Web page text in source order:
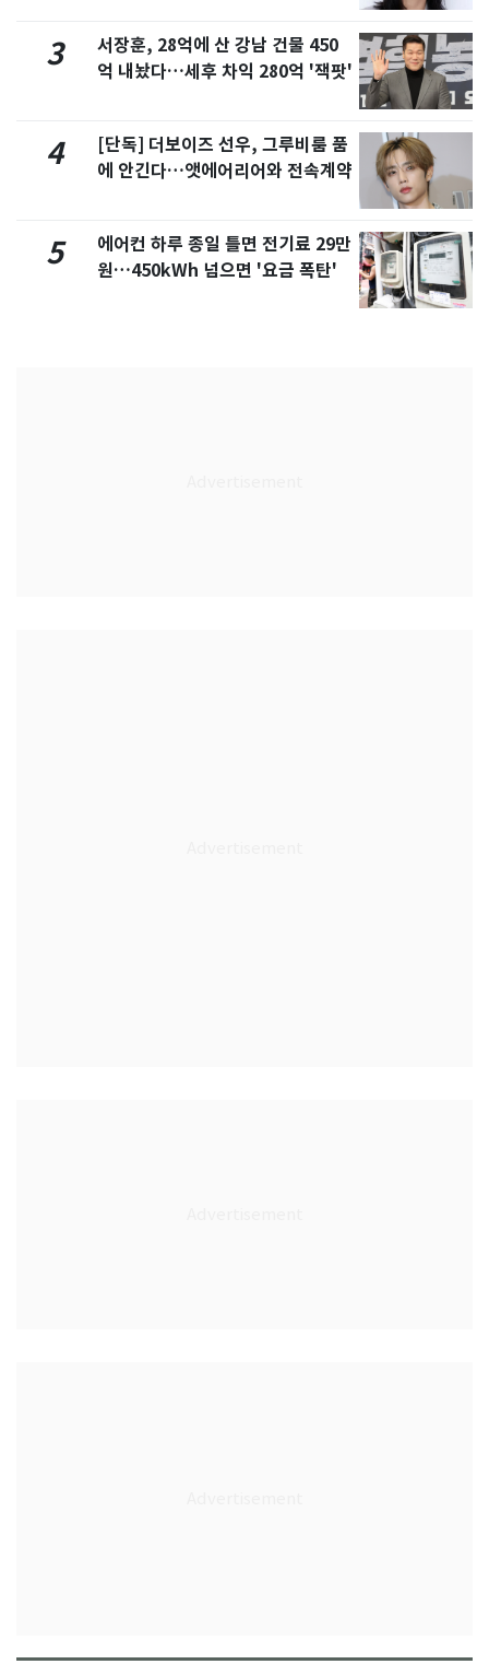
3
서장훈, 28억에 산 강남 건물 450
억 내놨다…세후 차익 280억 '잭팟'
4
[단독] 더보이즈 선우, 그루비룸 품
에 안긴다…앳에어리어와 전속계약
5
에어컨 하루 종일 틀면 전기료 29만
원…450kWh 넘으면 '요금 폭탄'